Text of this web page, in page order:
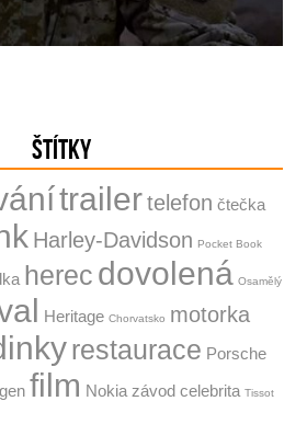
ŠTÍTKY
trailer telefon čtečka
Harley-Davidson Pocket Book
herec dovolená Osamělý
Heritage Chorvatsko motorka
restaurace Porsche
film Nokia závod celebrita Tissot